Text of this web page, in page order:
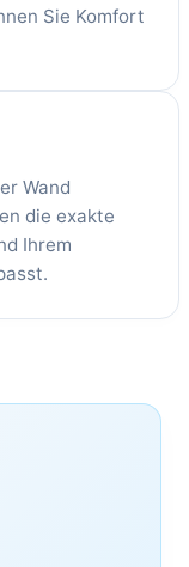
Sie Komfort
Wand
die exakte
Ihrem